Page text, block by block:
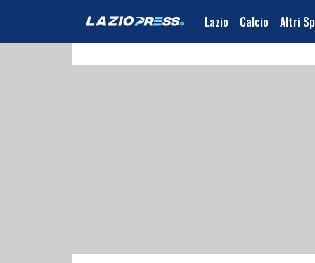
Lazio Calcio Altri